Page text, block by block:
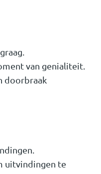
van genialiteit.
doorbraak
uitvindingen te